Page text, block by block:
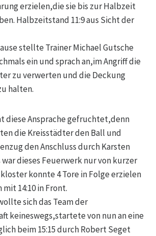
erzielen,die sie bis zur Halbzeit
Halbzeitstand 11:9 aus Sicht der
stellte Trainer Michael Gutsche
ein und sprach an,im Angriff die
zu verwerten und die Deckung
halten.
diese Ansprache gefruchtet,denn
die Kreisstädter den Ball und
den Anschluss durch Karsten
war dieses Feuerwerk nur von kurzer
konnte 4 Tore in Folge erzielen
14:10 in Front.
sich das Team der
keineswegs,startete von nun an eine
beim 15:15 durch Robert Seget